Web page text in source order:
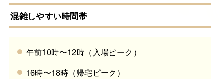
混雑しやすい時間帯
午前10時〜12時（入場ピーク）
16時〜18時（帰宅ピーク）